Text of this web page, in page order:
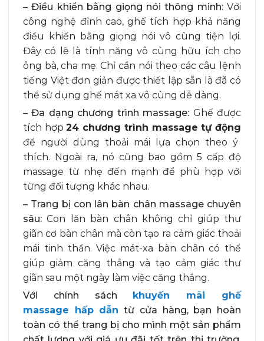
– Điều khiển bằng giọng nói thông minh:Với
công nghệ đỉnh cao, ghế tích hợp khả năng
điều khiển bằng giọng nói vô cùng tiện lợi.
Đây có lẽ là tính năng vô cùng hữu ích cho
ông bà, cha mẹ. Chỉ cần nói theo các câu lệnh
tiếng Việt đơn giản được thiết lập sẵn là đã có
thể sử dụng ghế mát xa vô cùng dễ dàng.
– Đa dạng chương trình massage: Ghế được
tích hợp24 chương trình massage tự động
để người dùng thoải mái lựa chọn theo ý
thích. Ngoài ra, nó cũng bao gồm 5 cấp độ
massage từ nhẹ đến mạnh để phù hợp với
từng đối tượng khác nhau.
– Trang bị con lân bàn chân massage chuyên
sâu: Con lăn bàn chân không chỉ giúp thư
giãn cơ bàn chân mà còn tạo ra cảm giác thoải
mái tinh thần. Việc mát-xa bàn chân có thể
giúp giảm căng thẳng và tạo cảm giác thư
giãn sau một ngày làm việc căng thẳng.
Với chính sách khuyến mãi ghế
massage hấp dẫn từ cửa hàng, bạn hoàn
toàn có thể trang bị cho mình một sản phẩm